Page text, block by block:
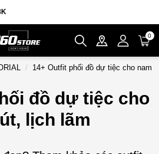
0
14+ Outfit phối đồ dự tiệc cho nam
đồ dự tiệc cho
lịch lãm